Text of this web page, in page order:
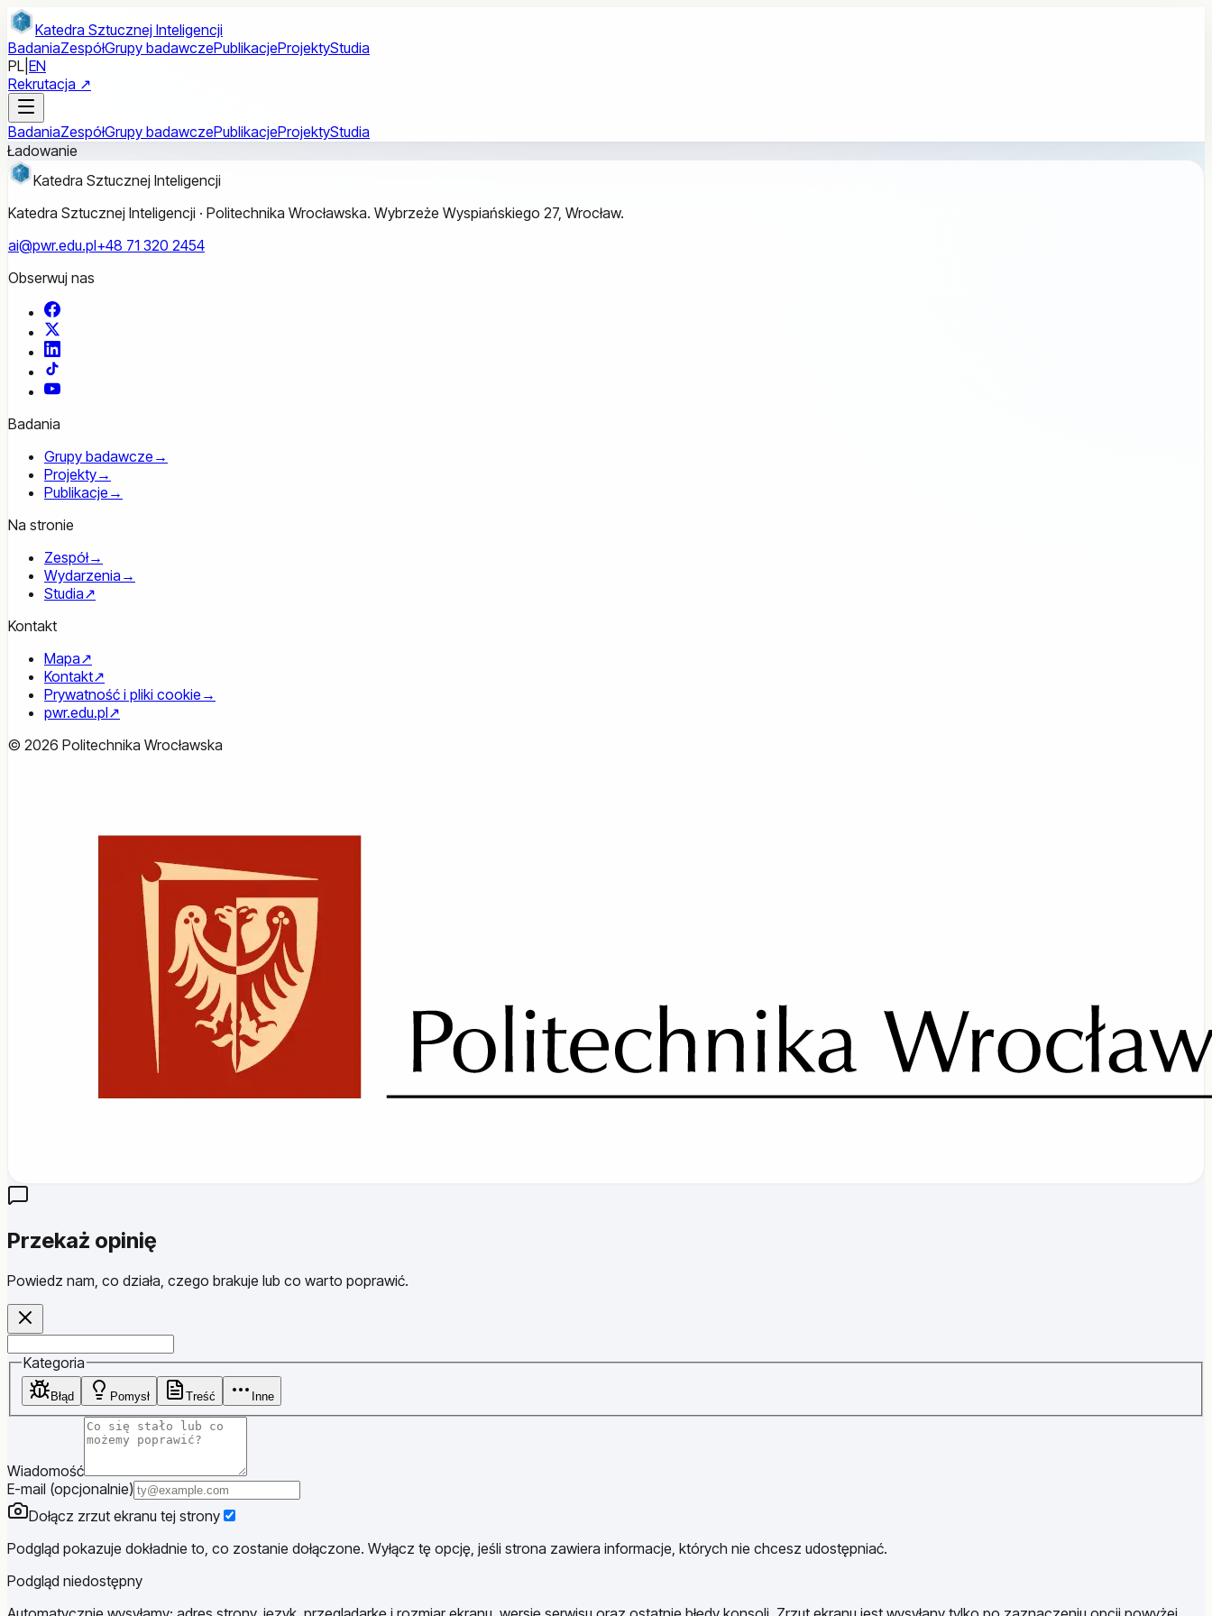
Przejdź do treści głównej
Katedra Sztucznej Inteligencji
BadaniaZespółGrupy badawczePublikacjeProjektyStudia
PL EN
Rekrutacja ↗
BadaniaZespółGrupy badawczePublikacjeProjektyStudia
Ładowanie
Katedra Sztucznej Inteligencji
Katedra Sztucznej Inteligencji · Politechnika Wrocławska. Wybrzeże Wyspiańskiego 27, Wrocław.
ai@pwr.edu.pl+48 71 320 2454
Obserwuj nas
Facebook
YouTube
Badania
Grupy badawcze →
Projekty→
Publikacje →
Na stronie
Zespół→
Wydarzenia →
Studia↗
Kontakt
Mapa↗
Kontakt↗
Prywatność i pliki cookie →
pwr.edu.pl↗
© 2026 Politechnika Wrocławska
Przekaż opinię
Powiedz nam, co działa, czego brakuje lub co warto poprawić.
Website
Kategoria
Błąd Pomysł Treść Inne
Wiadomość
E-mail (opcjonalnie)
Dołącz zrzut ekranu tej strony
Podgląd pokazuje dokładnie to, co zostanie dołączone. Wyłącz tę opcję, jeśli strona zawiera informacje, których nie chcesz udostępniać.
Podgląd niedostępny